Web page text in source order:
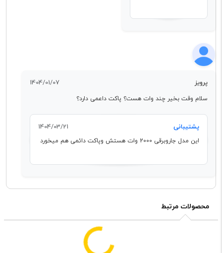
پرویز 1404/01/07
سلام وقت بخیر چند وات هست؟ پاکت داعمی دارد؟
پشتیبانی 1404/03/21
این مدل جاروبرقی 2000 وات هستش وپاکت دائمی هم میخورد
محصولات مرتبط